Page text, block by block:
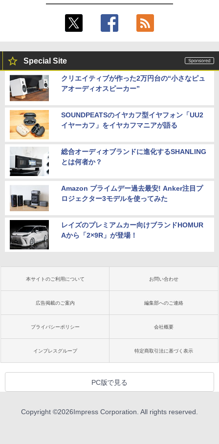
Special Site
クリエイティブが作った2万円台の“小さなピュ
アオーディオスピーカー”
SOUNDPEATSのイヤカフ型イヤフォン「UU2
イヤーカフ」をイヤカフマニアが語る
総合オーディオブランドに進化するSHANLING
とは何者か？
Amazon プライムデー過去最安! Anker注目プ
ロジェクター3モデルを使ってみた
レイズのプレミアムカー向けブランドHOMUR
Aから「2×9R」が登場！
本サイトのご利用について お問い合わせ
広告掲載のご案内 編集部へのご連絡
プライバシーポリシー 会社概要
インプレスグループ 特定商取引法に基づく表示
PC版で見る
Copyright ©2026Impress Corporation. All rights reserved.